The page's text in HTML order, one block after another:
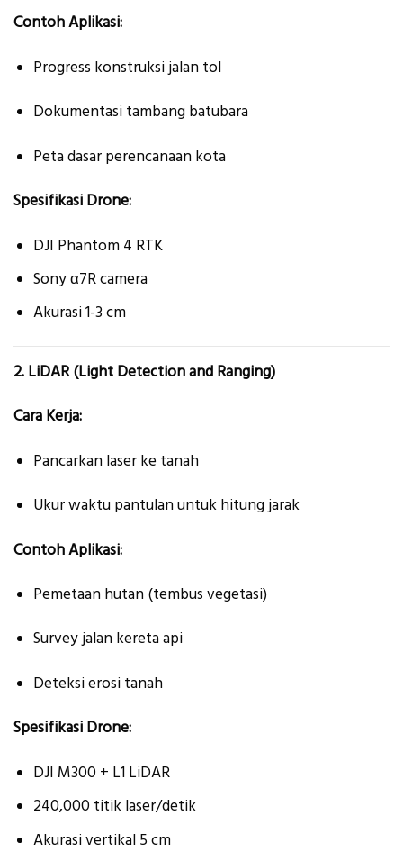
Contoh Aplikasi:
Progress konstruksi jalan tol
Dokumentasi tambang batubara
Peta dasar perencanaan kota
Spesifikasi Drone:
DJI Phantom 4 RTK
Sony α7R camera
Akurasi 1-3 cm
2. LiDAR (Light Detection and Ranging)
Cara Kerja:
Pancarkan laser ke tanah
Ukur waktu pantulan untuk hitung jarak
Contoh Aplikasi:
Pemetaan hutan (tembus vegetasi)
Survey jalan kereta api
Deteksi erosi tanah
Spesifikasi Drone:
DJI M300 + L1 LiDAR
240,000 titik laser/detik
Akurasi vertikal 5 cm